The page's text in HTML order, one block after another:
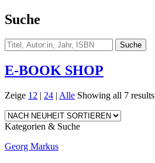
Suche
E-BOOK SHOP
Zeige 12 | 24 | Alle Showing all 7 results
Kategorien & Suche
Georg Markus